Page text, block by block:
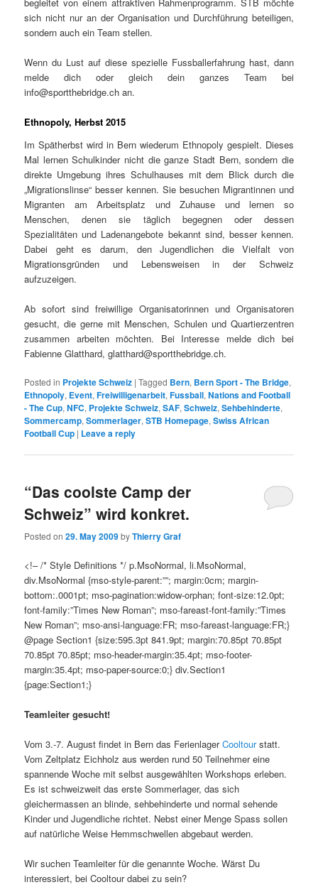
sich nicht nur an der Organisation und Durchführung beteiligen,
sondern auch ein Team stellen.
Wenn du Lust auf diese spezielle Fussballerfahrung hast, dann
melde dich oder gleich dein ganzes Team bei
info@sportthebridge.ch an.
Ethnopoly, Herbst 2015
Im Spätherbst wird in Bern wiederum Ethnopoly gespielt. Dieses
Mal lernen Schulkinder nicht die ganze Stadt Bern, sondern die
direkte Umgebung ihres Schulhauses mit dem Blick durch die
„Migrationslinse“ besser kennen. Sie besuchen Migrantinnen und
Migranten am Arbeitsplatz und Zuhause und lernen so
Menschen, denen sie täglich begegnen oder dessen
Spezialitäten und Ladenangebote bekannt sind, besser kennen.
Dabei geht es darum, den Jugendlichen die Vielfalt von
Migrationsgründen und Lebensweisen in der Schweiz
aufzuzeigen.
Ab sofort sind freiwillige Organisatorinnen und Organisatoren
gesucht, die gerne mit Menschen, Schulen und Quartierzentren
zusammen arbeiten möchten. Bei Interesse melde dich bei
Fabienne Glatthard, glatthard@sportthebridge.ch.
Posted in Projekte Schweiz |Tagged Bern, Bern Sport - The Bridge,
Ethnopoly, Event,Freiwilligenarbeit,Fussball,Nations and Football
- The Cup,NFC, Projekte Schweiz,SAF,Schweiz,Sehbehinderte,
Sommercamp,Sommerlager,STB Homepage,Swiss African
Football Cup | Leave a reply
“Das coolste Camp der
Schweiz” wird konkret.
Posted on29. May 2009byThierry Graf
<!– /* Style Definitions */ p.MsoNormal, li.MsoNormal,
div.MsoNormal {mso-style-parent:””; margin:0cm; margin-
bottom:.0001pt; mso-pagination:widow-orphan; font-size:12.0pt;
font-family:”Times New Roman”; mso-fareast-font-family:”Times
New Roman”; mso-ansi-language:FR; mso-fareast-language:FR;}
@page Section1 {size:595.3pt 841.9pt; margin:70.85pt 70.85pt
70.85pt 70.85pt; mso-header-margin:35.4pt; mso-footer-
margin:35.4pt; mso-paper-source:0;} div.Section1
{page:Section1;}
Teamleiter gesucht!
Vom 3.-7. August findet in Bern das FerienlagerCooltourstatt.
Vom Zeltplatz Eichholz aus werden rund 50 Teilnehmer eine
spannende Woche mit selbst ausgewählten Workshops erleben.
Es ist schweizweit das erste Sommerlager, das sich
gleichermassen an blinde, sehbehinderte und normal sehende
Kinder und Jugendliche richtet. Nebst einer Menge Spass sollen
auf natürliche Weise Hemmschwellen abgebaut werden.
Wir suchen Teamleiter für die genannte Woche. Wärst Du
interessiert, bei Cooltour dabei zu sein?